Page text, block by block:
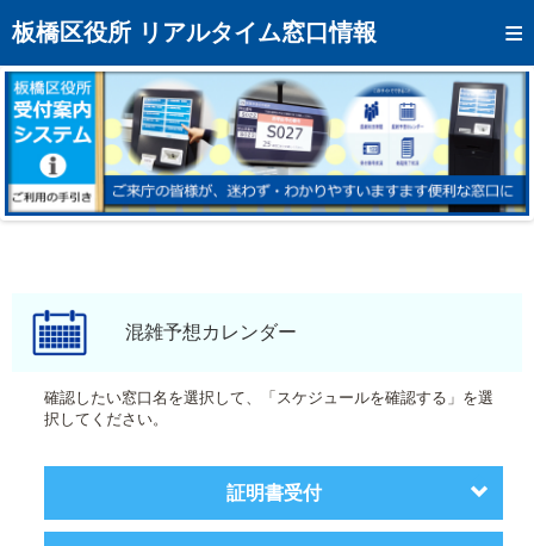
板橋区役所 リアルタイム窓口情報
トップページへ
混雑予想カレンダー
リアルタイム混雑状況
リアルタイム受付番号状況
メール通知登録
モバイルサイト
区役所フロアマップ
混雑予想カレンダー
確認したい窓口名を選択して、「スケジュールを確認する」を選
択してください。
証明書受付